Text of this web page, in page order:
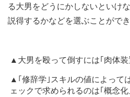
る大男をどうにかしないといけ
説得するかなどを選ぶことができ
▲大男を殴って倒すには｢肉体
▲｢修辞学｣スキルの値によって
ェックで求められるのは｢概念化